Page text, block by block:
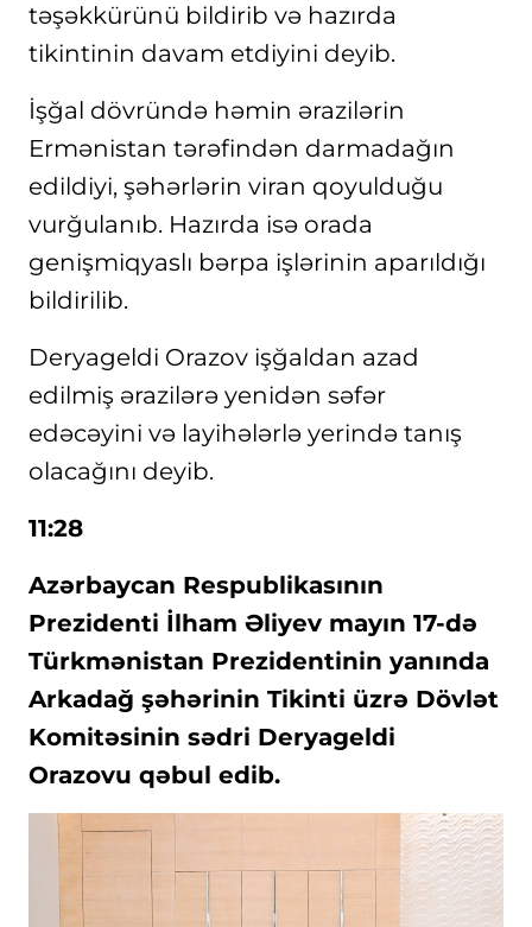
təşəkkürünü bildirib və hazırda
tikintinin davam etdiyini deyib.
İşğal dövründə həmin ərazilərin
Ermənistan tərəfindən darmadağın
edildiyi, şəhərlərin viran qoyulduğu
vurğulanıb. Hazırda isə orada
genişmiqyaslı bərpa işlərinin aparıldığı
bildirilib.
Deryageldi Orazov işğaldan azad
edilmiş ərazilərə yenidən səfər
edəcəyini və layihələrlə yerində tanış
olacağını deyib.
11:28
Azərbaycan Respublikasının
Prezidenti İlham Əliyev mayın 17-də
Türkmənistan Prezidentinin yanında
Arkadağ şəhərinin Tikinti üzrə Dövlət
Komitəsinin sədri Deryageldi
Orazovu qəbul edib.